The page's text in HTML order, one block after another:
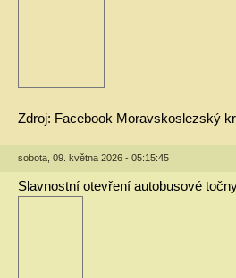
Zdroj: Facebook Moravskoslezský
sobota, 09. května 2026 - 05:15:45
Slavnostní otevření autobusové